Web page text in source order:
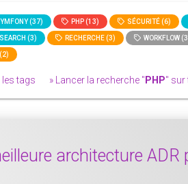
(37) PHP (13) SÉCURITÉ (6)
(3) RECHERCHE (3) WORKFLOW
les tags » Lancer la recherche " PHP" sur
architecture